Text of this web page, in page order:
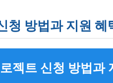
청 방법과 지원 혜
젝트 신청 방법과